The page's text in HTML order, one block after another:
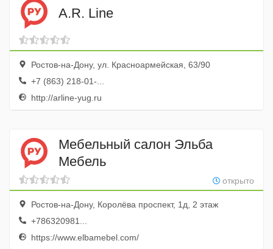
A.R. Line
Ростов-на-Дону, ул. Красноармейская, 63/90
+7 (863) 218-01-...
http://arline-yug.ru
Мебельный салон Эльба
Мебель
открыто
Ростов-на-Дону, Королёва проспект, 1д, 2 этаж
+786320981...
https://www.elbamebel.com/